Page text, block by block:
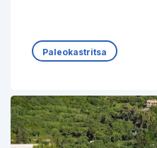
Paleokastritsa